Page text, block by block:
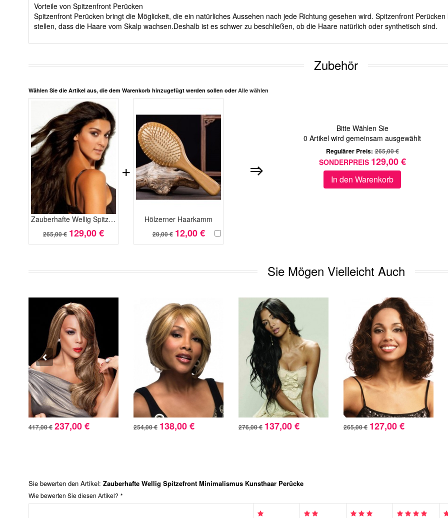
Vorteile von Spitzenfront Perücken
Spitzenfront Perücken bringt die Möglickeit, die ein natürliches Aussehen nach jede Richtung gesehen wird. Spitzenfront
stellen, dass die Haare vom Skalp wachsen.Deshalb ist es schwer zu beschließen, ob die Haare natürlich oder synthetisch sind.
Zubehör
Wählen Sie die Artikel aus, die dem Warenkorb hinzugefügt werden sollen oder Alle wählen
Zauberhafte Wellig Spitzefront Minimalismus Kunsthaar Perücke
265,00 € 129,00 €
Hölzerner Haarkamm
20,00 € 12,00 €
+
Bitte Wählen Sie
0 Artikel wird gemeinsam ausgewählt
Regulärer Preis: 265,00 €
SONDERPREIS 129,00 €
In den Warenkorb
Sie Mögen Vielleicht Auch
417,00 € 237,00 € 254,00 € 138,00 € 276,00 € 137,00 € 265,00 € 127,00 €
Sie bewerten den Artikel: Zauberhafte Wellig Spitzefront Minimalismus Kunsthaar Perücke
Wie bewerten Sie diesen Artikel? *